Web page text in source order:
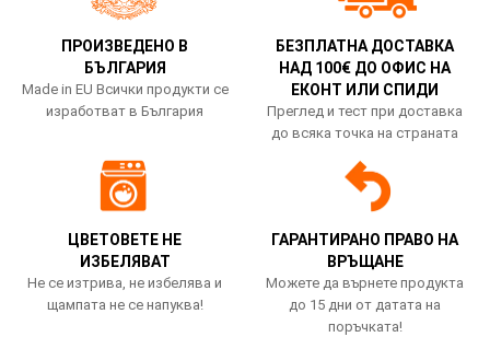
ПРОИЗВЕДЕНО В
БЪЛГАРИЯ
Made in EU Всички продукти се
изработват в България
БЕЗПЛАТНА ДОСТАВКА
НАД 100€ ДО ОФИС НА
ЕКОНТ ИЛИ СПИДИ
Преглед и тест при доставка
до всяка точка на страната
ЦВЕТОВЕТЕ НЕ
ИЗБЕЛЯВАТ
Не се изтрива, не избелява и
щампата не се напуква!
ГАРАНТИРАНО ПРАВО НА
ВРЪЩАНЕ
Можете да върнете продукта
до 15 дни от датата на
поръчката!